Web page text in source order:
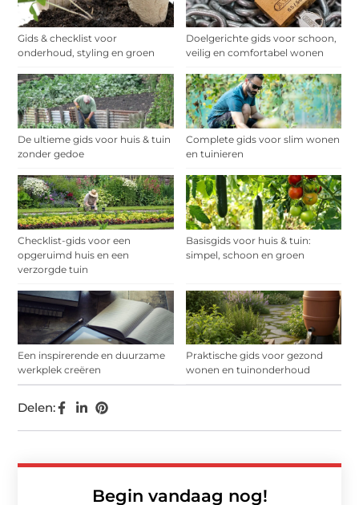
Gids & checklist voor
onderhoud, styling en groen
Doelgerichte gids voor schoon,
veilig en comfortabel wonen
De ultieme gids voor huis & tuin
zonder gedoe
Complete gids voor slim wonen
en tuinieren
Checklist-gids voor een
opgeruimd huis en een
verzorgde tuin
Basisgids voor huis & tuin:
simpel, schoon en groen
Een inspirerende en duurzame
werkplek creëren
Praktische gids voor gezond
wonen en tuinonderhoud
Begin vandaag nog!
Delen: